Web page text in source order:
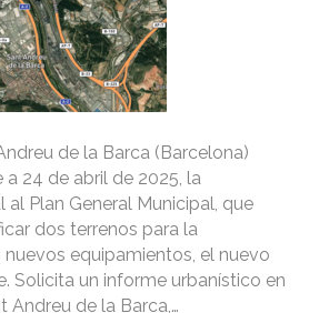
de la Barca (Barcelona)
24 de abril de 2025, la
Plan General Municipal, que
dos terrenos para la
equipamientos, el nuevo
Solicita un informe urbanístico en
Andreu de la Barca,…